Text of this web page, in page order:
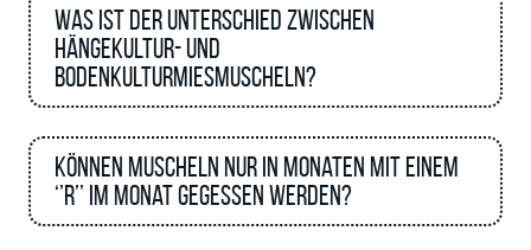
Was ist der Unterschied zwischen
Hängekultur- und
Bodenkulturmiesmuscheln?
Können Muscheln nur in Monaten mit einem
‘’R’’ im Monat gegessen werden?